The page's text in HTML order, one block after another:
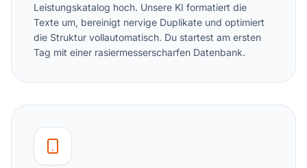
Leistungskatalog hoch. Unsere KI formatiert die
Texte um, bereinigt nervige Duplikate und optimiert
die Struktur vollautomatisch. Du startest am ersten
Tag mit einer rasiermesserscharfen Datenbank.